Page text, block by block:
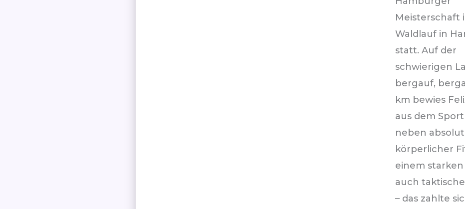
Meisterschaft
Waldlauf in
statt. Auf der
schwierigen
bergauf,
km bewies
aus dem
neben
körperlicher
einem starken
auch
– das zahlte